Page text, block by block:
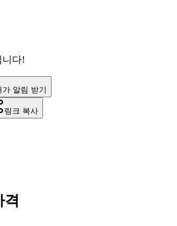
니다!
알림 받기
링크 복사
격